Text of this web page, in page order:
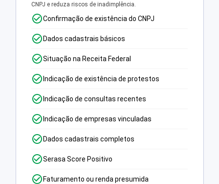
CNPJ e reduza riscos de inadimplência.
Confirmação de existência do CNPJ
Dados cadastrais básicos
Situação na Receita Federal
Indicação de existência de protestos
Indicação de consultas recentes
Indicação de empresas vinculadas
Dados cadastrais completos
Serasa Score Positivo
Faturamento ou renda presumida